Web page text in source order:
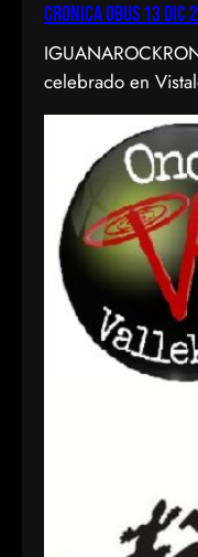
CRONICA OBUS 13 DIC
celebrado en
diciembre de